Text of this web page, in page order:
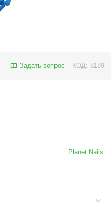
Задать вопрос КОД: 8189
Planet Nails